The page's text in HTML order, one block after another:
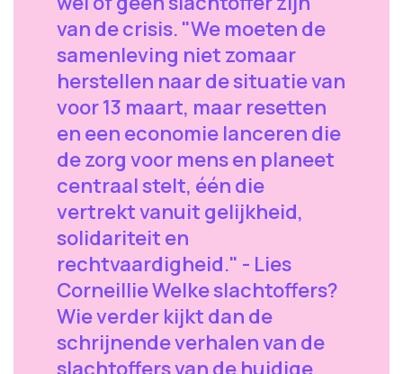
van de crisis. "We moeten de
samenleving niet zomaar
herstellen naar de situatie van
voor 13 maart, maar resetten
en een economie lanceren die
de zorg voor mens en planeet
centraal stelt, één die
vertrekt vanuit gelijkheid,
solidariteit en
rechtvaardigheid." - Lies
Corneillie Welke slachtoffers?
Wie verder kijkt dan de
schrijnende verhalen van de
slachtoffers van de huidige